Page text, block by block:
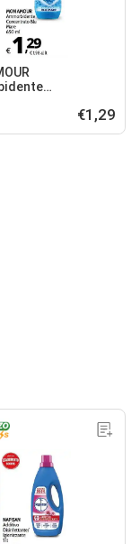
€1,29